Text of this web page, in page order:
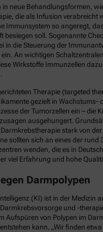
in neue Behandlungsformen,
die als Infusion verabreicht
Immunsystem so angeregt,
besiegen soll. Sogenannte
in die Steuerung der
ein. An wichtigen
Wirkstoffe Immunzellen
Therapie (targeted
gezielt in Wachstums-
der Tumorzellen ein – die
ausgehungert.
stark von
sollten sich an eines der rund
wenden, die es in
viel Erfahrung und hohe
Darmpolypen
(KI) ist in der Medizin
und -
Aufspüren von Polypen im
kann. „Wir finden